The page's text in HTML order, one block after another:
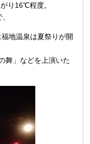
り16℃程度。
地温泉は夏祭りが開
舞」などを上演いた